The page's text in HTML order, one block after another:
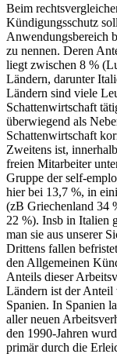
Beim
Kündigungsschutz
Anwendungsbereich
zu nennen. Deren
liegt zwischen 8 %
Ländern, darunter
Ländern sind viele
Schattenwirtschaft
überwiegend als
Schattenwirtschaft
Zweitens ist,
freien Mitarbeiter
Gruppe der self-
hier bei 13,7 %, in
(zB Griechenland 34
22 %). Insb in Italien
man sie aus unserer
Drittens fallen
den Allgemeinen
Anteils dieser
Ländern ist der Anteil
Spanien. In Spanien
aller neuen
den 1990-Jahren
primär durch die